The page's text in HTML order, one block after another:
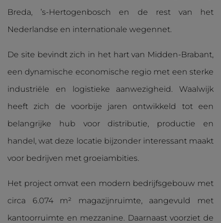
Breda, ’s-Hertogenbosch en de rest van het
Nederlandse en internationale wegennet.
De site bevindt zich in het hart van Midden-Brabant,
een dynamische economische regio met een sterke
industriële en logistieke aanwezigheid. Waalwijk
heeft zich de voorbije jaren ontwikkeld tot een
belangrijke hub voor distributie, productie en
handel, wat deze locatie bijzonder interessant maakt
voor bedrijven met groeiambities.
Het project omvat een modern bedrijfsgebouw met
circa 6.074 m² magazijnruimte, aangevuld met
kantoorruimte en mezzanine. Daarnaast voorziet de